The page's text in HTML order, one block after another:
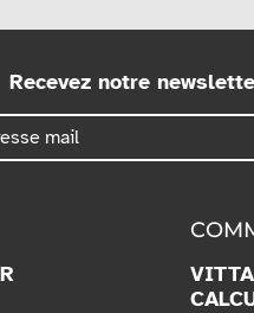
Recevez notre